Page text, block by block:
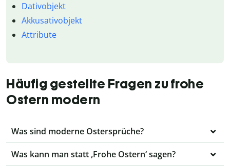
Dativobjekt
Akkusativobjekt
Attribute
Häufig gestellte Fragen zu frohe
Ostern modern
Was sind moderne Ostersprüche?
Was kann man statt ,Frohe Ostern‘ sagen?